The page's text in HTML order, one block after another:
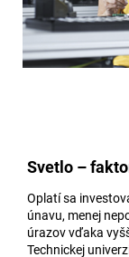
Svetlo –
Oplatí sa
únavu, menej
úrazov vďaka
Technickej